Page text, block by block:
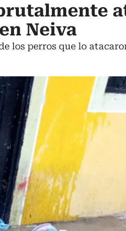
Neiva
los perros que lo